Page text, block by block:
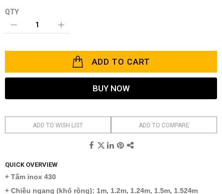
QTY
ADD TO CART
BUY NOW
ADD TO WISH LIST ADD TO COMPARE
QUICK OVERVIEW
+ Tấm inox 430
+ Chiều ngang (khổ rộng): 1m, 1.2m, 1.24m, 1.5m, 1.524m